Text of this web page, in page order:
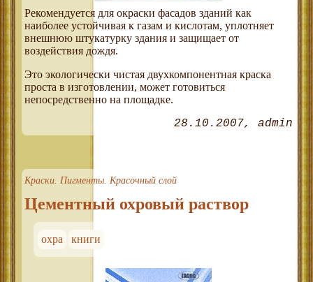
Рекомендуется для окраски фасадов зданий как
наиболее устойчивая к газам и кислотам, уплотняет
внешнюю штукатурку здания и защищает от
воздействия дождя.
Это экологически чистая двухкомпонентная краска
проста в изготовлении, может готовиться
непосредственно на площадке.
28.10.2007 admin
Краски. Пигменты. Красочный слой
Цементный охровый раствор
охра книги